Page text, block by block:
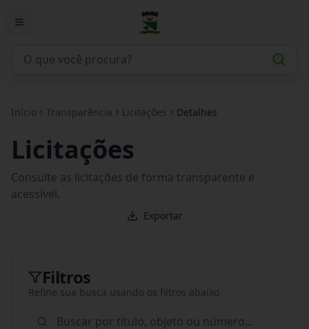
Início Transparência Licitações Detalhes
Licitações
Consulte as licitações de forma transparente e
acessível.
Exportar
Filtros
Refine sua busca usando os filtros abaixo